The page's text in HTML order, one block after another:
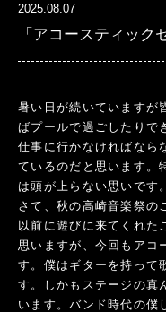
2025.08.07
「アコースティック
暑い日が続いていますが
ばプールで過ごしたりで
仕事に行かなければなら
ているのだと思います。
は頭が上らない思いです
さて、秋の高崎音楽祭の
以前に遊びに来てくれた
思いますが、今回もアコ
す。僕はギターを持って
す。しかもステージの真
います。バンド時代の僕